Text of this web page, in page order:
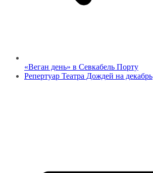
«Веган день» в Севкабель Порту
Репертуар Театра Дождей на декабрь